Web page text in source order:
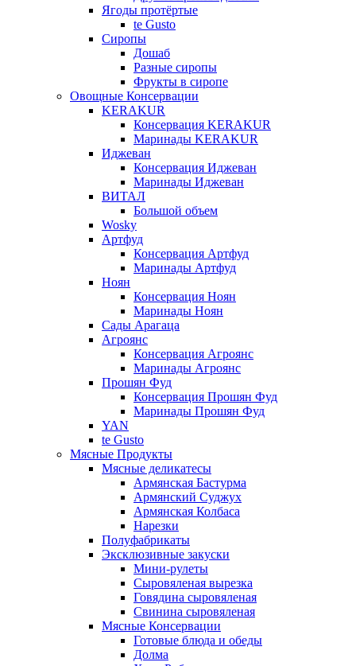
Ягоды протёртые
te Gusto
Сиропы
Дошаб
Разные сиропы
Фрукты в сиропе
Овощные Консервации
KERAKUR
Консервация KERAKUR
Маринады KERAKUR
Иджеван
Консервация Иджеван
Маринады Иджеван
ВИТАЛ
Большой объем
Wosky
Артфуд
Консервация Артфуд
Маринады Артфуд
Ноян
Консервация Ноян
Маринады Ноян
Сады Арагаца
Агроянс
Консервация Агроянс
Маринады Агроянс
Прошян Фуд
Консервация Прошян Фуд
Маринады Прошян Фуд
YAN
te Gusto
Мясные Продукты
Мясные деликатесы
Армянская Бастурма
Армянский Суджух
Армянская Колбаса
Нарезки
Полуфабрикаты
Эксклюзивные закуски
Мини-рулеты
Сыровяленая вырезка
Говядина сыровяленая
Свинина сыровяленая
Мясные Консервации
Готовые блюда и обеды
Долма